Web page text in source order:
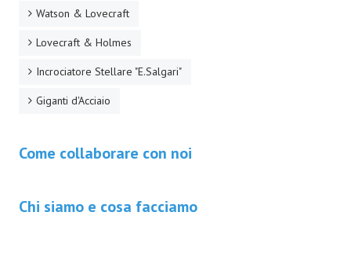
Sci-Fi
I.S. "E.Salgari"
Watson & Lovecraft
Lovecraft & Holmes
Incrociatore Stellare "E.Salgari"
Giganti d'Acciaio
Come collaborare con noi
Chi siamo e cosa facciamo